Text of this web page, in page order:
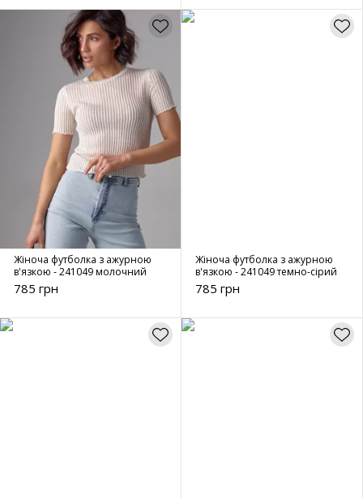
Жіноча футболка з ажурною
в'язкою - 241049 молочний
785 грн
Жіноча футболка з ажурною
в'язкою - 241049 темно-сірий
785 грн